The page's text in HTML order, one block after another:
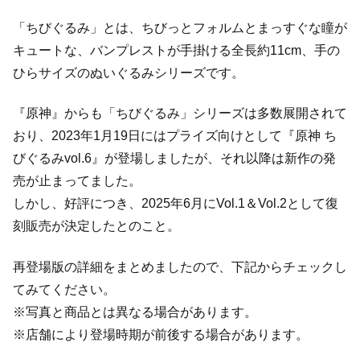
「ちびぐるみ」とは、ちびっとフォルムとまっすぐな瞳が
キュートな、バンプレストが手掛ける全長約11cm、手の
ひらサイズのぬいぐるみシリーズです。
『原神』からも「ちびぐるみ」シリーズは多数展開されて
おり、2023年1月19日にはプライズ向けとして『原神 ち
びぐるみvol.6』が登場しましたが、それ以降は新作の発
売が止まってました。
しかし、好評につき、2025年6月にVol.1＆Vol.2として復
刻販売が決定したとのこと。
再登場版の詳細をまとめましたので、下記からチェックし
てみてください。
※写真と商品とは異なる場合があります。
※店舗により登場時期が前後する場合があります。